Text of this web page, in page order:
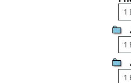
1
1
1